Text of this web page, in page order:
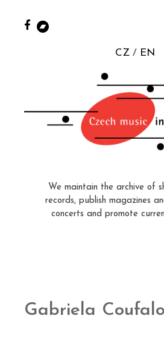
CZ EN
We maintain the archive of
records, publish magazines
concerts and promote
Gabriela